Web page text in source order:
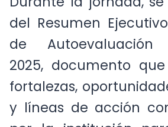
Durante la jornada,
del Resumen
de Autoevaluación
2025, documento
fortalezas,
y líneas de acción